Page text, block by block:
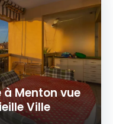
Menton vue
Ville